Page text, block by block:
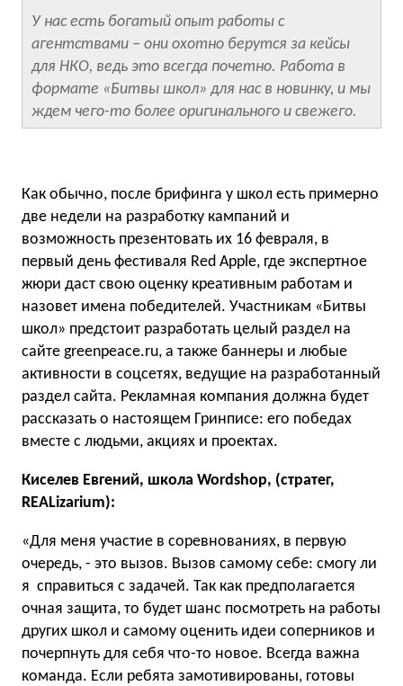
У нас есть богатый опыт работы с
агентствами – они охотно берутся за кейсы
для НКО, ведь это всегда почетно. Работа в
формате «Битвы школ» для нас в новинку, и мы
ждем чего-то более оригинального и свежего.
Как обычно, после брифинга у школ есть примерно
две недели на разработку кампаний и
возможность презентовать их 16 февраля, в
первый день фестиваля Red Apple, где экспертное
жюри даст свою оценку креативным работам и
назовет имена победителей. Участникам «Битвы
школ» предстоит разработать целый раздел на
сайте greenpeace.ru, а также баннеры и любые
активности в соцсетях, ведущие на разработанный
раздел сайта. Рекламная компания должна будет
рассказать о настоящем Гринписе: его победах
вместе с людьми, акциях и проектах.
Киселев Евгений, школа Wordshop, (стратег,
REALizarium):
«Для меня участие в соревнованиях, в первую
очередь, - это вызов. Вызов самому себе: смогу ли
я справиться с задачей. Так как предполагается
очная защита, то будет шанс посмотреть на работы
других школ и самому оценить идеи соперников и
почерпнуть для себя что-то новое. Всегда важна
команда. Если ребята замотивированы, готовы